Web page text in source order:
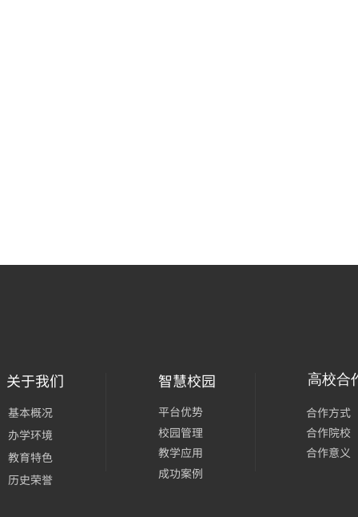
关于我们 智慧校园 高校合
基本概况
办学环境
教育特色
历史荣誉
平台优势
校园管理
教学应用
成功案例
合作方式
合作院校
合作意义